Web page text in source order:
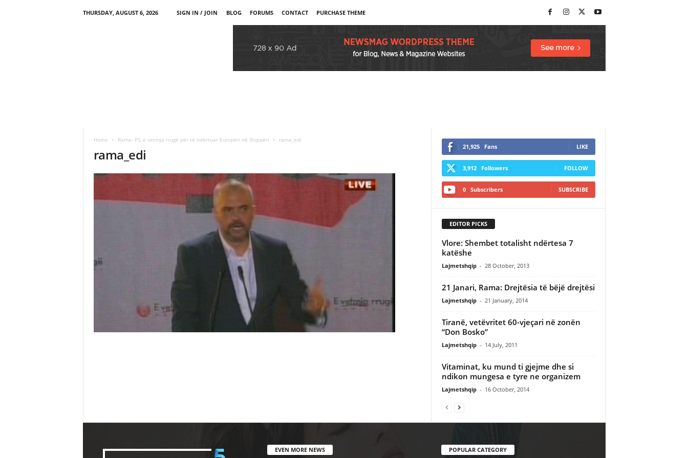
THURSDAY, AUGUST 6, 2026 SIGN IN / JOIN BLOG FORUMS CONTACT PURCHASE THEME
Home Rama: PS, e vetmja rrugë për të ndërtuar Europën në Shqipëri rama_edi
rama_edi 21,925 Fans LIKE
3,912 Followers FOLLOW
0 Subscribers SUBSCRIBE
EDITOR PICKS
Vlore: Shembet totalisht ndërtesa 7
katëshe
Lajmetshqip - 28 October, 2013
21 Janari, Rama: Drejtësia të bëjë drejtësi
Lajmetshqip - 21 January, 2014
Tiranë, vetëvritet 60-vjeçari në zonën
“Don Bosko”
Lajmetshqip - 14 July, 2011
Vitaminat, ku mund ti gjejme dhe si
ndikon mungesa e tyre ne organizem
Lajmetshqip - 16 October, 2014
EVEN MORE NEWS POPULAR CATEGORY